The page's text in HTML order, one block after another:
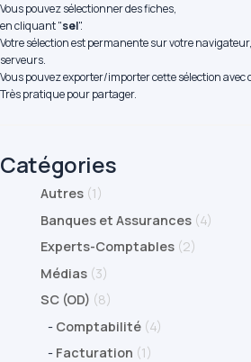
Vous pouvez sélectionner des fiches,
en cliquant "sel".
Votre sélection est permanente sur votre
serveurs.
Vous pouvez exporter/importer cette sélection
Très pratique pour partager.
Catégories
Autres (1)
Banques et Assurances (4)
Experts-Comptables (2)
Médias (3)
SC (OD) (8)
- Comptabilité (4)
- Facturation (1)